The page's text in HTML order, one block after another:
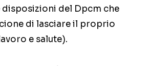
disposizioni del Dpcm che
di lasciare il proprio
e salute).